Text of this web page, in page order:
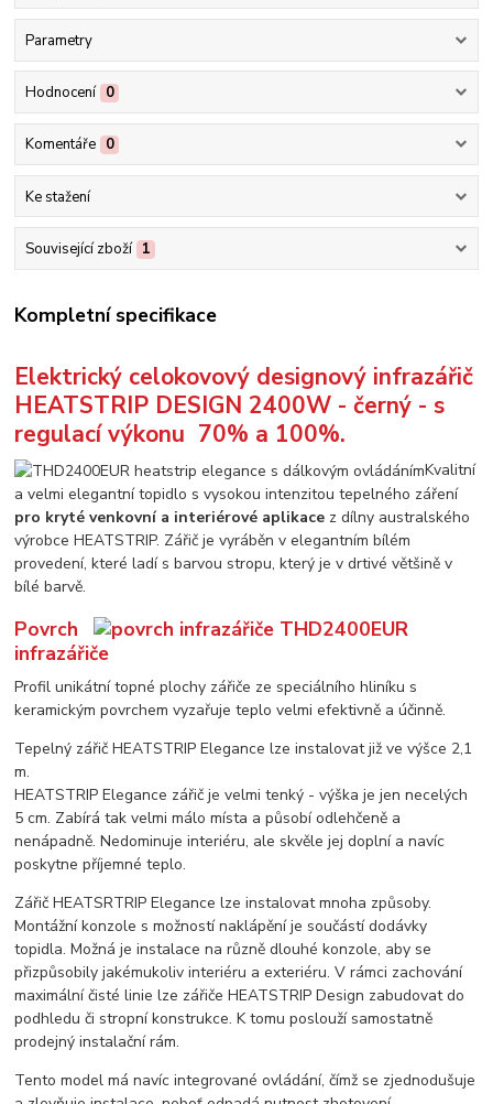
Parametry
Hodnocení 0
Komentáře 0
Ke stažení
Související zboží 1
Kompletní specifikace
Elektrický celokovový designový infrazářič
HEATSTRIP DESIGN 2400W - černý - s
regulací výkonu 70% a 100%.
Kvalitní
a velmi elegantní topidlo s vysokou intenzitou tepelného záření
pro kryté venkovní a interiérové aplikace z dílny australského
výrobce HEATSTRIP. Zářič je vyráběn v elegantním bílém
provedení, které ladí s barvou stropu, který je v drtivé většině v
bílé barvě.
Povrch
infrazářiče
Profil unikátní topné plochy zářiče ze speciálního hliníku s
keramickým povrchem vyzařuje teplo velmi efektivně a účinně.
Tepelný zářič HEATSTRIP Elegance lze instalovat již ve výšce 2,1
m.
HEATSTRIP Elegance zářič je velmi tenký - výška je jen necelých
5 cm. Zabírá tak velmi málo místa a působí odlehčeně a
nenápadně. Nedominuje interiéru, ale skvěle jej doplní a navíc
poskytne příjemné teplo.
Zářič HEATSRTRIP Elegance lze instalovat mnoha způsoby.
Montážní konzole s možností naklápění je součástí dodávky
topidla. Možná je instalace na různě dlouhé konzole, aby se
přizpůsobily jakémukoliv interiéru a exteriéru. V rámci zachování
maximální čisté linie lze zářiče HEATSTRIP Design zabudovat do
podhledu či stropní konstrukce. K tomu poslouží samostatně
prodejný instalační rám.
Tento model má navíc integrované ovládání, čímž se zjednodušuje